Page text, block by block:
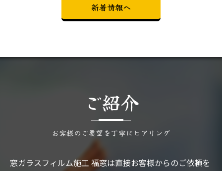
新着情報へ
お客様のご要望を丁寧にヒアリング
ご紹介
窓ガラスフィルム施工 福窓は直接お客様からのご依頼を